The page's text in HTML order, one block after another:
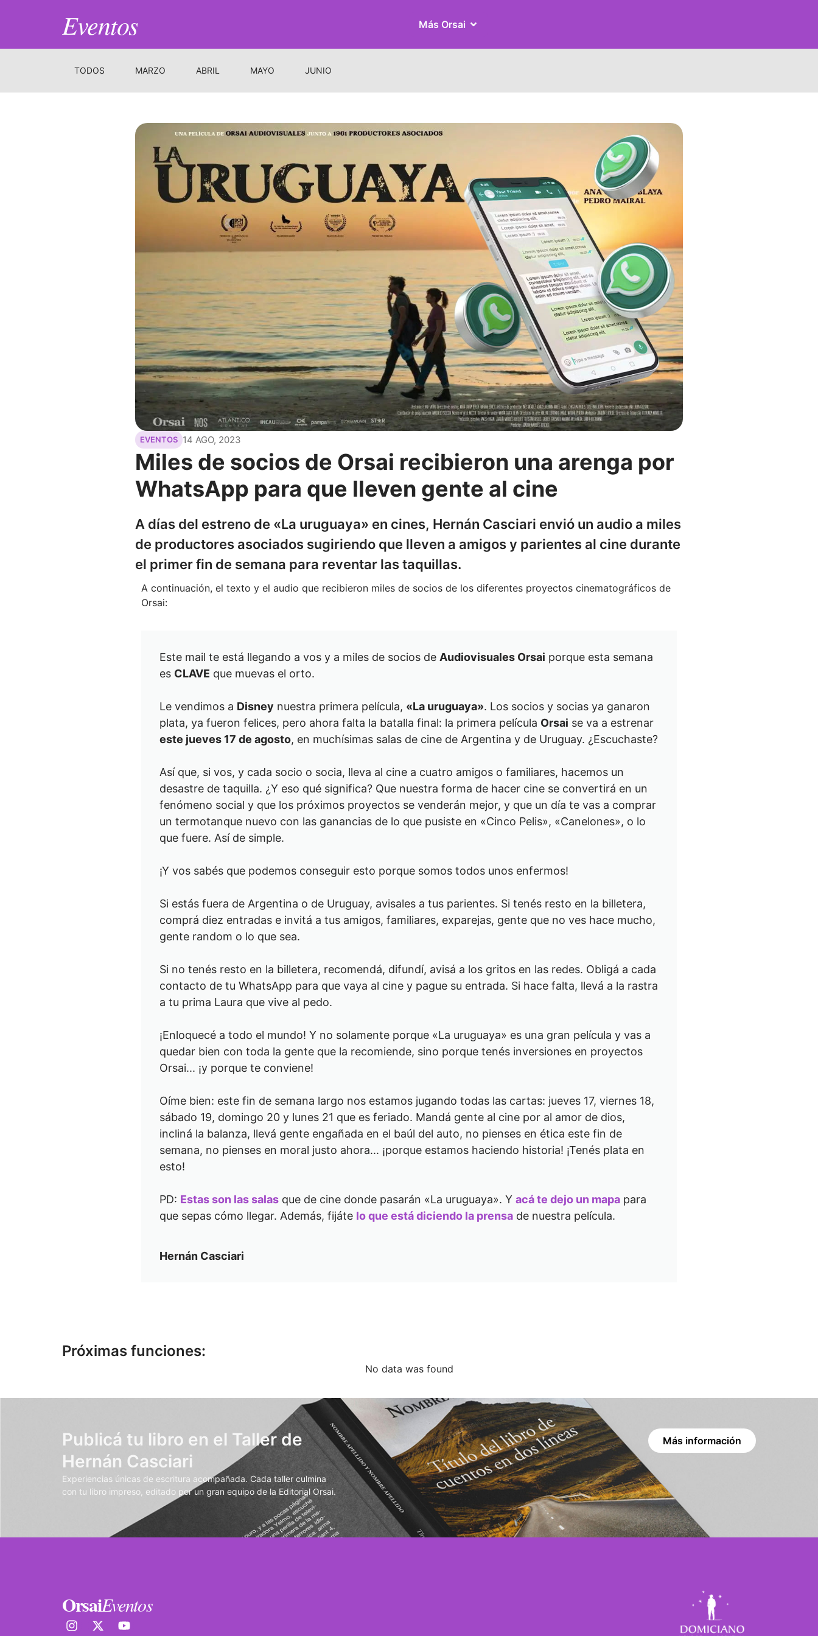
Eventos Más Orsai
TODOS MARZO ABRIL MAYO JUNIO
EVENTOS 14 AGO, 2023
Miles de socios de Orsai recibieron una arenga por
WhatsApp para que lleven gente al cine
A días del estreno de «La uruguaya» en cines, Hernán Casciari envió un audio a miles
de productores asociados sugiriendo que lleven a amigos y parientes al cine durante
el primer fin de semana para reventar las taquillas.
A continuación, el texto y el audio que recibieron miles de socios de los diferentes proyectos cinematográficos de
Orsai:
Este mail te está llegando a vos y a miles de socios de Audiovisuales Orsai porque esta semana
es CLAVE que muevas el orto.
Le vendimos a Disney nuestra primera película, «La uruguaya». Los socios y socias ya ganaron
plata, ya fueron felices, pero ahora falta la batalla final: la primera película Orsai se va a estrenar
este jueves 17 de agosto, en muchísimas salas de cine de Argentina y de Uruguay. ¿Escuchaste?
Así que, si vos, y cada socio o socia, lleva al cine a cuatro amigos o familiares, hacemos un
desastre de taquilla. ¿Y eso qué significa? Que nuestra forma de hacer cine se convertirá en un
fenómeno social y que los próximos proyectos se venderán mejor, y que un día te vas a comprar
un termotanque nuevo con las ganancias de lo que pusiste en «Cinco Pelis», «Canelones», o lo
que fuere. Así de simple.
¡Y vos sabés que podemos conseguir esto porque somos todos unos enfermos!
Si estás fuera de Argentina o de Uruguay, avisales a tus parientes. Si tenés resto en la billetera,
comprá diez entradas e invitá a tus amigos, familiares, exparejas, gente que no ves hace mucho,
gente random o lo que sea.
Si no tenés resto en la billetera, recomendá, difundí, avisá a los gritos en las redes. Obligá a cada
contacto de tu WhatsApp para que vaya al cine y pague su entrada. Si hace falta, llevá a la rastra
a tu prima Laura que vive al pedo.
¡Enloquecé a todo el mundo! Y no solamente porque «La uruguaya» es una gran película y vas a
quedar bien con toda la gente que la recomiende, sino porque tenés inversiones en proyectos
Orsai... ¡y porque te conviene!
Oíme bien: este fin de semana largo nos estamos jugando todas las cartas: jueves 17, viernes 18,
sábado 19, domingo 20 y lunes 21 que es feriado. Mandá gente al cine por al amor de dios,
incliná la balanza, llevá gente engañada en el baúl del auto, no pienses en ética este fin de
semana, no pienses en moral justo ahora... ¡porque estamos haciendo historia! ¡Tenés plata en
esto!
PD: Estas son las salas que de cine donde pasarán «La uruguaya». Y acá te dejo un mapa para
que sepas cómo llegar. Además, fijáte lo que está diciendo la prensa de nuestra película.
Hernán Casciari
Próximas funciones:
No data was found
Publicá tu libro en el Taller de
Hernán Casciari
Experiencias únicas de escritura acompañada. Cada taller culmina
con tu libro impreso, editado por un gran equipo de la Editorial Orsai.
Más información
OrsaiEventos